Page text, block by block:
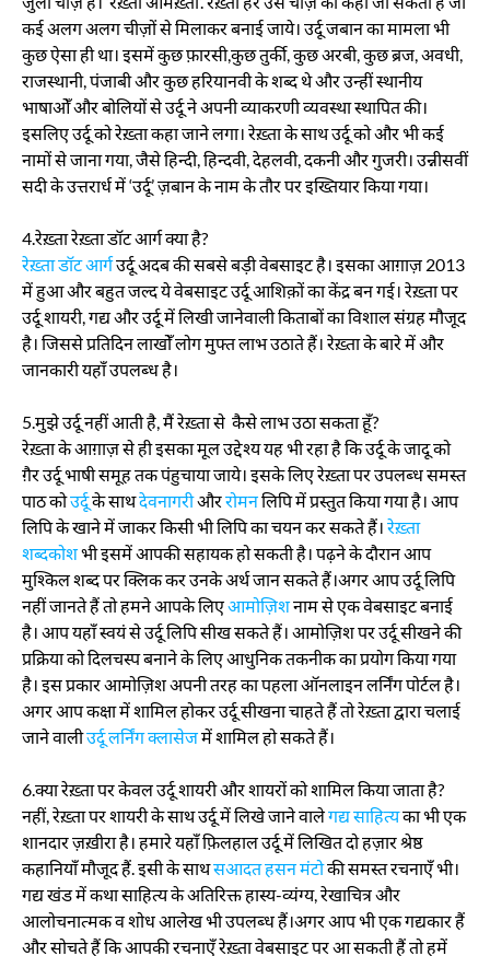
कई अलग अलग चीज़ों से मिलाकर बनाई जाये। उर्दू जबान का मामला भी
कुछ ऐसा ही था। इसमें कुछ फ़ारसी,कुछ तुर्की, कुछ अरबी, कुछ ब्रज, अवधी,
राजस्थानी, पंजाबी और कुछ हरियानवी के शब्द थे और उन्हीं स्थानीय
भाषाओँ और बोलियों से उर्दू ने अपनी व्याकरणी व्यवस्था स्थापित की।
इसलिए उर्दू को रेख़्ता कहा जाने लगा। रेख़्ता के साथ उर्दू को और भी कई
नामों से जाना गया, जैसे हिन्दी, हिन्दवी, देहलवी, दकनी और गुजरी। उन्नीसवीं
सदी के उत्तरार्ध में ‘उर्दू’ ज़बान के नाम के तौर पर इख्तियार किया गया।
4.रेख़्ता रेख़्ता डॉट आर्ग क्या है?
रेख़्ता डॉट आर्गउर्दू अदब की सबसे बड़ी वेबसाइट है। इसका आग़ाज़ 2013
में हुआ और बहुत जल्द ये वेबसाइट उर्दू आशिक़ों का केंद्र बन गई। रेख़्ता पर
उर्दू शायरी, गद्य और उर्दू में लिखी जानेवाली किताबों का विशाल संग्रह मौजूद
है। जिससे प्रतिदिन लाखोँ लोग मुफ्त लाभ उठाते हैं। रेख़्ता के बारे में और
जानकारी यहाँ उपलब्ध है।
5.मुझे उर्दू नहीं आती है, मैं रेख़्ता से कैसे लाभ उठा सकता हूँ?
रेख़्ता के आग़ाज़ से ही इसका मूल उद्देश्य यह भी रहा है कि उर्दू के जादू को
ग़ैर उर्दू भाषी समूह तक पंहुचाया जाये। इसके लिए रेख़्ता पर उपलब्ध समस्त
पाठ कोउर्दूके साथदेवनागरीऔररोमनलिपि में प्रस्तुत किया गया है। आप
लिपि के खाने में जाकर किसी भी लिपि का चयन कर सकते हैं। रेख़्ता
शब्दकोशभी इसमें आपकी सहायक हो सकती है। पढ़ने के दौरान आप
मुश्किल शब्द पर क्लिक कर उनके अर्थ जान सकते हैं।अगर आप उर्दू लिपि
नहीं जानते हैं तो हमने आपके लिएआमोज़िशनाम से एक वेबसाइट बनाई
है। आप यहाँ स्वयं से उर्दू लिपि सीख सकते हैं। आमोज़िश पर उर्दू सीखने की
प्रक्रिया को दिलचस्प बनाने के लिए आधुनिक तकनीक का प्रयोग किया गया
है। इस प्रकार आमोज़िश अपनी तरह का पहला ऑनलाइन लर्निंग पोर्टल है।
अगर आप कक्षा में शामिल होकर उर्दू सीखना चाहते हैं तो रेख़्ता द्वारा चलाई
जाने वालीउर्दू लर्निंग क्लासेजमें शामिल हो सकते हैं।
6.क्या रेख़्ता पर केवल उर्दू शायरी और शायरों को शामिल किया जाता है?
नहीं, रेख़्ता पर शायरी के साथ उर्दू में लिखे जाने वालेगद्य साहित्यका भी एक
शानदार ज़ख़ीरा है। हमारे यहाँ फ़िलहाल उर्दू में लिखित दो हज़ार श्रेष्ठ
कहानियाँ मौजूद हैं. इसी के साथसआदत हसन मंटोकी समस्त रचनाएँ भी।
गद्य खंड में कथा साहित्य के अतिरिक्त हास्य-व्यंग्य, रेखाचित्र और
आलोचनात्मक व शोध आलेख भी उपलब्ध हैं।अगर आप भी एक गद्यकार हैं
और सोचते हैं कि आपकी रचनाएँ रेख़्ता वेबसाइट पर आ सकती हैं तो हमें